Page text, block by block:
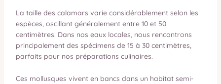
La taille des calamars varie considérablement selon les
espèces, oscillant généralement entre 10 et 50
centimètres. Dans nos eaux locales, nous rencontrons
principalement des spécimens de 15 à 30 centimètres,
parfaits pour nos préparations culinaires.
Ces mollusques vivent en bancs dans un habitat semi-